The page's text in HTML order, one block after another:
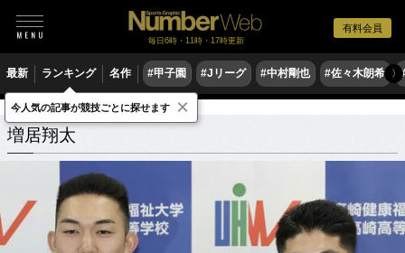
有料会員
毎日6時・11時・17時更新
最新 ランキング 名作 #甲子園 #Jリーグ #中村剛也 #佐々木朗希 〉
増居翔太 関連記事
増居翔太
今人気の記事が競技ごとに探せます ×